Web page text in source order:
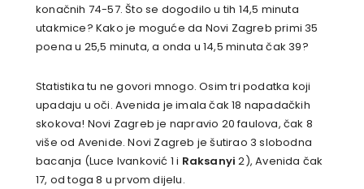
konačnih 74-57. Što se dogodilo u tih 14,5 minuta
utakmice? Kako je moguće da Novi Zagreb primi 35
poena u 25,5 minuta, a onda u 14,5 minuta čak 39?
Statistika tu ne govori mnogo. Osim tri podatka koji
upadaju u oči. Avenida je imala čak 18 napadačkih
skokova! Novi Zagreb je napravio 20 faulova, čak 8
više od Avenide. Novi Zagreb je šutirao 3 slobodna
bacanja (Luce Ivanković 1 i Raksanyi 2), Avenida čak
17, od toga 8 u prvom dijelu.